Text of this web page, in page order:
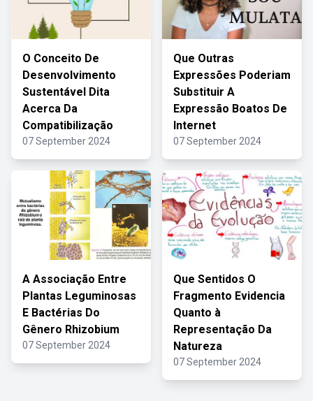
O Conceito De
Desenvolvimento
Sustentável Dita
Acerca Da
Compatibilização
07 September 2024
Que Outras
Expressões Poderiam
Substituir A
Expressão Boatos De
Internet
07 September 2024
A Associação Entre
Plantas Leguminosas
E Bactérias Do
Gênero Rhizobium
07 September 2024
Que Sentidos O
Fragmento Evidencia
Quanto à
Representação Da
Natureza
07 September 2024